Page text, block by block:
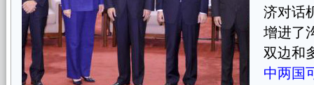
济对话
增进了
双边和
中两国